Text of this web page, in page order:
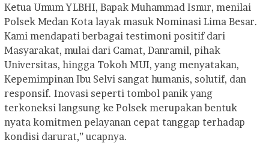
Ketua Umum YLBHI, Bapak Muhammad Isnur, menilai
Polsek Medan Kota layak masuk Nominasi Lima Besar.
Kami mendapati berbagai testimoni positif dari
Masyarakat, mulai dari Camat, Danramil, pihak
Universitas, hingga Tokoh MUI, yang menyatakan,
Kepemimpinan Ibu Selvi sangat humanis, solutif, dan
responsif. Inovasi seperti tombol panik yang
terkoneksi langsung ke Polsek merupakan bentuk
nyata komitmen pelayanan cepat tanggap terhadap
kondisi darurat,” ucapnya.